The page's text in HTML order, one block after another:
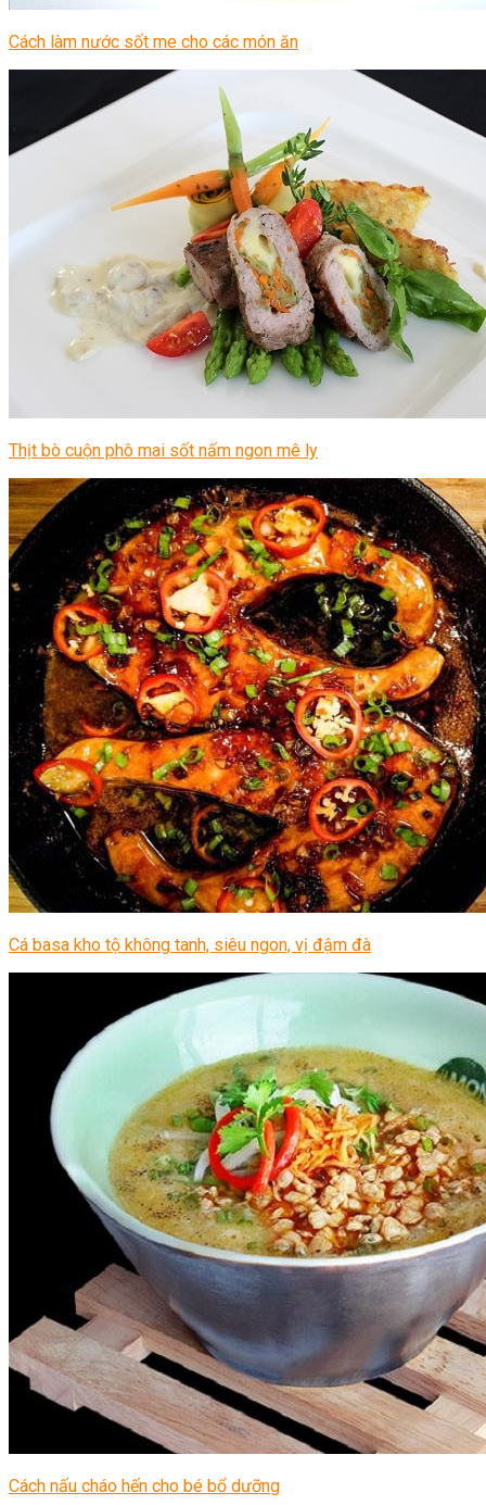
Cách làm nước sốt me cho các món ăn
Thịt bò cuộn phô mai sốt nấm ngon mê ly
Cá basa kho tộ không tanh, siêu ngon, vị đậm đà
Cách nấu cháo hến cho bé bổ dưỡng